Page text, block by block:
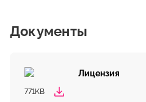
Документы
Лицензия
771KB